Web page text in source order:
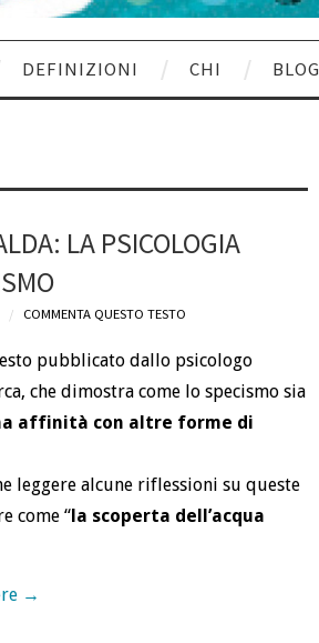
DEFINIZIONI CHI BLOG
LA PSICOLOGIA
COMMENTA QUESTO TESTO
pubblicato dallo psicologo
che dimostra come lo specismo sia
affinità con altre forme di
leggere alcune riflessioni su queste
come “ la scoperta dell’acqua
→